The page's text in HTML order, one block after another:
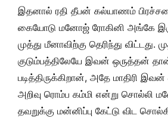
இதனால் ரதி தீபன் கல்யாணம்
கையோடு மனோஜ் ரோகினி அங்கே
முத்து மீனாவிற்கு தெரிந்து விட்டது.
குடும்பத்திலேயே இவன் ஒருத்தன்
படித்திருக்கிறான், அதே மாதிரி
அறிவு ரொம்ப கம்மி என்று சொல்லி
தவறுக்கு மன்னிப்பு கேட்டு விட